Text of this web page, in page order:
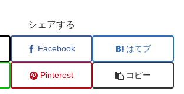
シェアする
Facebook はてブ
Pinterest コピー